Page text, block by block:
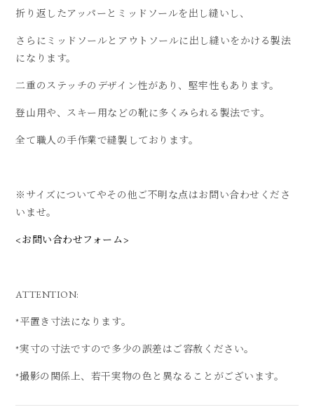
折り返したアッパーとミッドソールを出し縫いし、
さらにミッドソールとアウトソールに出し縫いをかける製法
になります。
二重のステッチのデザイン性があり、堅牢性もあります。
登山用や、スキー用などの靴に多くみられる製法です。
全て職人の手作業で縫製しております。
※サイズについてやその他ご不明な点はお問い合わせくださ
いませ。
<お問い合わせフォーム>
ATTENTION:
*平置き寸法になります。
*実寸の寸法ですので多少の誤差はご容赦ください。
*撮影の関係上、若干実物の色と異なることがございます。